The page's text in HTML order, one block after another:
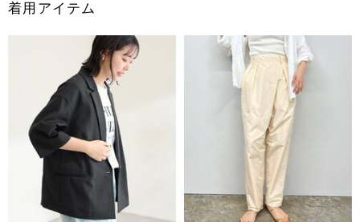
着用アイテム